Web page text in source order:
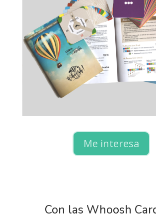
Me interesa
Con las Whoosh